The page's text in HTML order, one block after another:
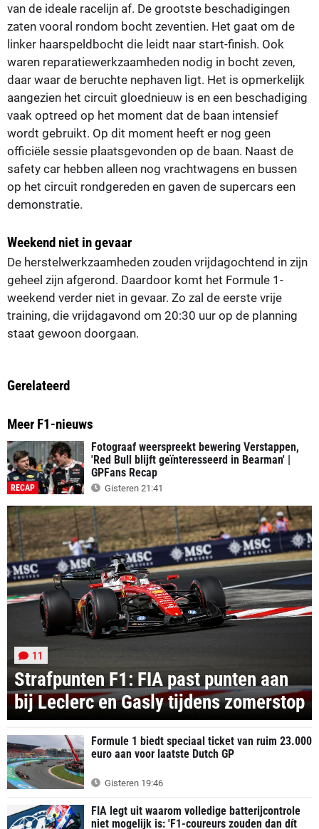
van de ideale racelijn af. De grootste beschadigingen
zaten vooral rondom bocht zeventien. Het gaat om de
linker haarspeldbocht die leidt naar start-finish. Ook
waren reparatiewerkzaamheden nodig in bocht zeven,
daar waar de beruchte nephaven ligt. Het is opmerkelijk
aangezien het circuit gloednieuw is en een beschadiging
vaak optreed op het moment dat de baan intensief
wordt gebruikt. Op dit moment heeft er nog geen
officiële sessie plaatsgevonden op de baan. Naast de
safety car hebben alleen nog vrachtwagens en bussen
op het circuit rondgereden en gaven de supercars een
demonstratie.
Weekend niet in gevaar
De herstelwerkzaamheden zouden vrijdagochtend in zijn
geheel zijn afgerond. Daardoor komt het Formule 1-
weekend verder niet in gevaar. Zo zal de eerste vrije
training, die vrijdagavond om 20:30 uur op de planning
staat gewoon doorgaan.
Gerelateerd
Meer F1-nieuws
RECAP
Fotograaf weerspreekt bewering Verstappen,
'Red Bull blijft geïnteresseerd in Bearman' |
GPFans Recap
Gisteren 21:41
Strafpunten F1: FIA past punten aan
bij Leclerc en Gasly tijdens zomerstop
11
Formule 1 biedt speciaal ticket van ruim 23.000
euro aan voor laatste Dutch GP
Gisteren 19:46
FIA legt uit waarom volledige batterijcontrole
niet mogelijk is: 'F1-coureurs zouden dan dít